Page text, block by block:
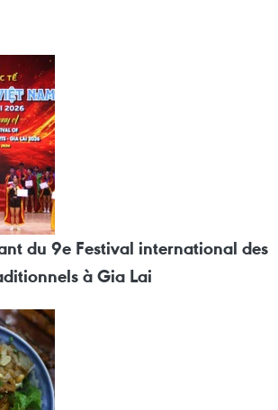
du 9e Festival international des
à Gia Lai